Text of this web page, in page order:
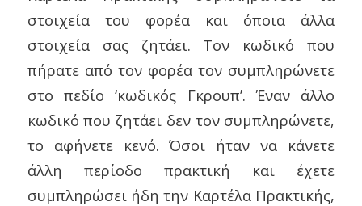
στοιχεία του φορέα και όποια άλλα
στοιχεία σας ζητάει. Τον κωδικό που
πήρατε από τον φορέα τον συμπληρώνετε
στο πεδίο ‘κωδικός Γκρουπ’. Έναν άλλο
κωδικό που ζητάει δεν τον συμπληρώνετε,
το αφήνετε κενό. Όσοι ήταν να κάνετε
άλλη περίοδο πρακτική και έχετε
συμπληρώσει ήδη την Καρτέλα Πρακτικής,